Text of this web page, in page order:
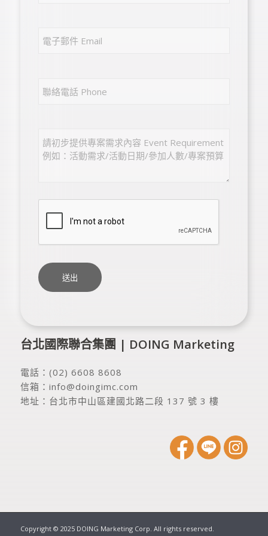
台北國際聯合集團 | DOING Marketing
電話： (02) 6608 8608
信箱： info@doingimc.com
地址： 台北市中山區建國北路二段 137 號 3 樓
Copyright © 2025 DOING Marketing Corp. All rights reserved.